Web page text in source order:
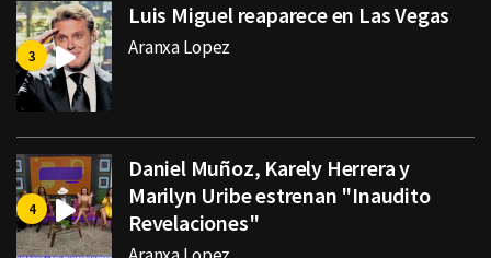
Luis Miguel reaparece en Las Vegas
Aranxa Lopez
Daniel Muñoz, Karely Herrera y
Marilyn Uribe estrenan "Inaudito
Revelaciones"